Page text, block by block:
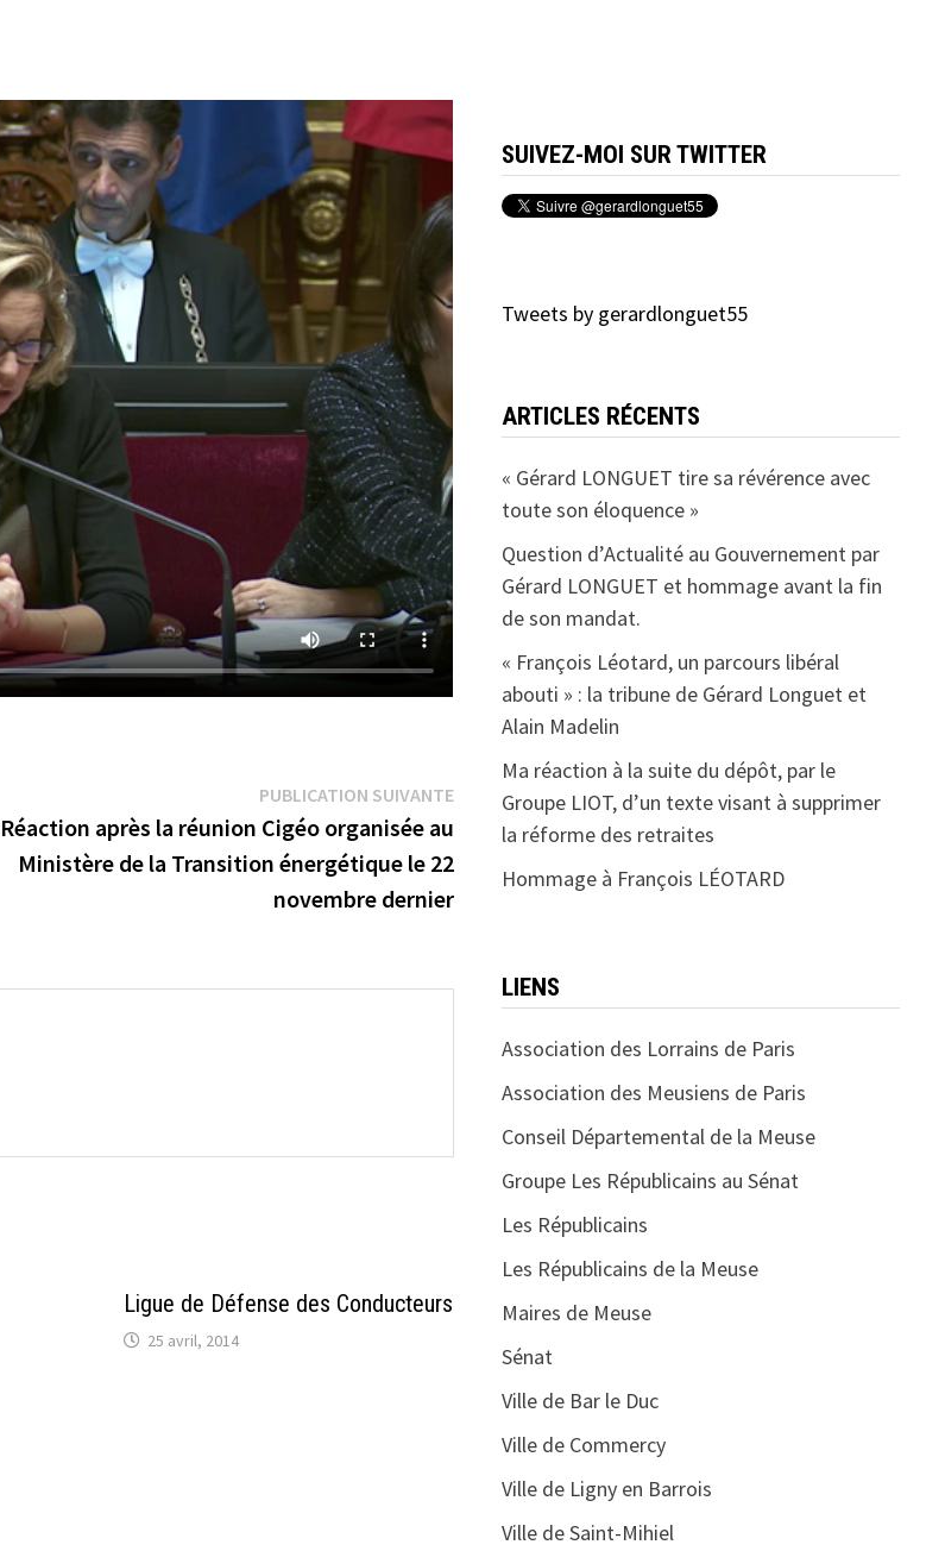
PUBLICATION SUIVANTEPublication
suivante :
Réaction après la réunion Cigéo organisée au
Ministère de la Transition énergétique le 22
novembre dernier
Ligue de Défense des Conducteurs
25 avril, 2014
SUIVEZ-MOI SUR TWITTER
Tweets by gerardlonguet55
ARTICLES RÉCENTS
« Gérard LONGUET tire sa révérence avec
toute son éloquence »
Question d’Actualité au Gouvernement par
Gérard LONGUET et hommage avant la fin
de son mandat.
« François Léotard, un parcours libéral
abouti » : la tribune de Gérard Longuet et
Alain Madelin
Ma réaction à la suite du dépôt, par le
Groupe LIOT, d’un texte visant à supprimer
la réforme des retraites
Hommage à François LÉOTARD
LIENS
Association des Lorrains de Paris
Association des Meusiens de Paris
Conseil Départemental de la Meuse
Groupe Les Républicains au Sénat
Les Républicains
Les Républicains de la Meuse
Maires de Meuse
Sénat
Ville de Bar le Duc
Ville de Commercy
Ville de Ligny en Barrois
Ville de Saint-Mihiel